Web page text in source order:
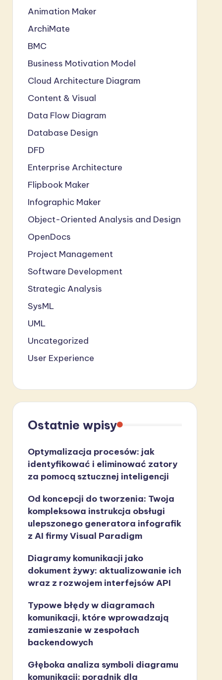
Animation Maker
ArchiMate
BMC
Business Motivation Model
Cloud Architecture Diagram
Content & Visual
Data Flow Diagram
Database Design
DFD
Enterprise Architecture
Flipbook Maker
Infographic Maker
Object-Oriented Analysis and Design
OpenDocs
Project Management
Software Development
Strategic Analysis
SysML
UML
Uncategorized
User Experience
Ostatnie wpisy
Optymalizacja procesów: jak
identyfikować i eliminować zatory
za pomocą sztucznej inteligencji
Od koncepcji do tworzenia: Twoja
kompleksowa instrukcja obsługi
ulepszonego generatora infografik
z AI firmy Visual Paradigm
Diagramy komunikacji jako
dokument żywy: aktualizowanie ich
wraz z rozwojem interfejsów API
Typowe błędy w diagramach
komunikacji, które wprowadzają
zamieszanie w zespołach
backendowych
Głęboka analiza symboli diagramu
komunikacji: poradnik dla